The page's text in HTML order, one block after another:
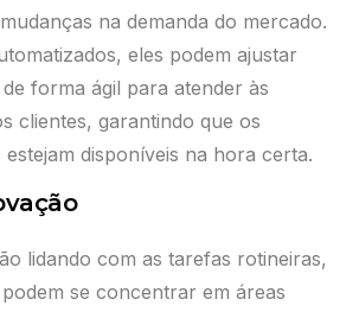
na demanda do mercado.
eles podem ajustar
forma ágil para atender às
clientes, garantindo que os
disponíveis na hora certa.
lidando com as tarefas rotineiras,
se concentrar em áreas